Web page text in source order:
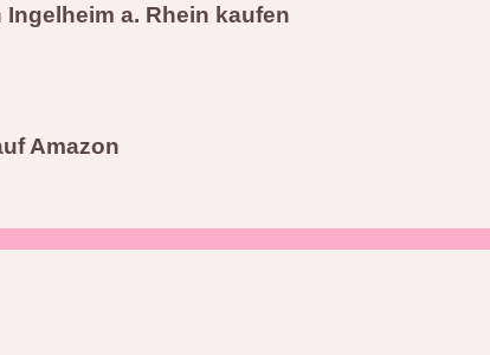
a. Rhein kaufen
Amazon